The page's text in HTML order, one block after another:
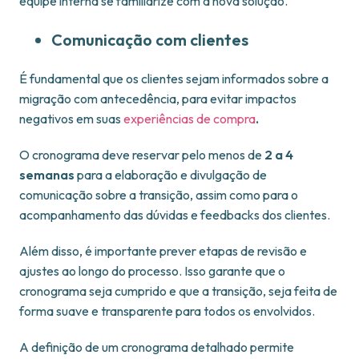
Comunicação com clientes
É fundamental que os clientes sejam informados sobre a
migração com antecedência, para evitar impactos
negativos em suas experiências de compra.
O cronograma deve reservar pelo menos de 2 a 4
semanas para a elaboração e divulgação de
comunicação sobre a transição, assim como para o
acompanhamento das dúvidas e feedbacks dos clientes.
Além disso, é importante prever etapas de revisão e
ajustes ao longo do processo. Isso garante que o
cronograma seja cumprido e que a transição, seja feita de
forma suave e transparente para todos os envolvidos.
A definição de um cronograma detalhado permite